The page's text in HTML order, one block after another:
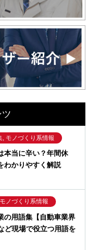
, モノづくり系情報
本当に辛い？年間休
わかりやすく解説
ノづくり系情報
の用語集【自動車業界
ど現場で役立つ用語を